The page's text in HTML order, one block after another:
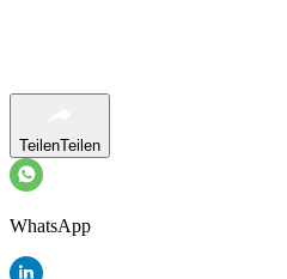
TeilenTeilen
WhatsApp